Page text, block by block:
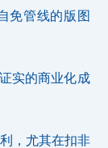
免管线的版图
实的商业化成
，尤其在扣非